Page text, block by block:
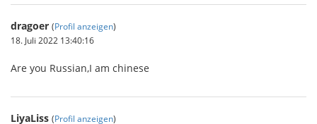
dragoer (Profil anzeigen)
18. Juli 2022 13:40:16
Are you Russian,I am chinese
LiyaLiss (Profil anzeigen)